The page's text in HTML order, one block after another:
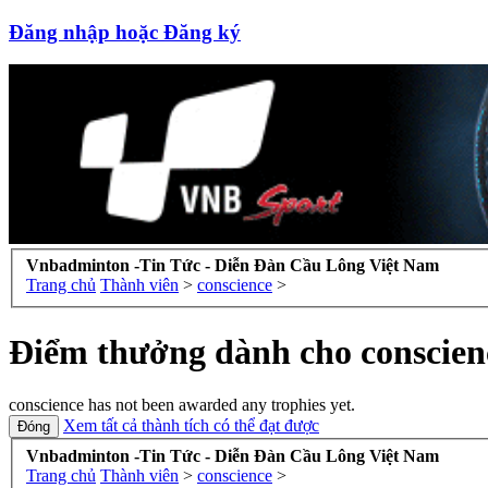
Đăng nhập hoặc Đăng ký
Vnbadminton -Tin Tức - Diễn Đàn Cầu Lông Việt Nam
Trang chủ Thành viên > conscience >
Điểm thưởng dành cho
conscience has not been awarded any trophies yet.
Xem tất cả thành tích có thể đạt được
Vnbadminton -Tin Tức - Diễn Đàn Cầu Lông Việt Nam
Trang chủ Thành viên > conscience >